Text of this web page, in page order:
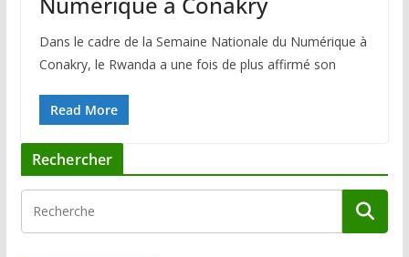
Dans le cadre de la Semaine Nationale du Numérique à
Conakry, le Rwanda a une fois de plus affirmé son
Read More
Rechercher